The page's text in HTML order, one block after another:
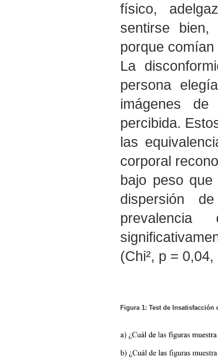
físico,
sentirse bien,
porque
La
persona
imágenes
percibida.
las
corporal
bajo peso
dispersión
(Chi², p =
Figura 1: Test de Insatisfacción